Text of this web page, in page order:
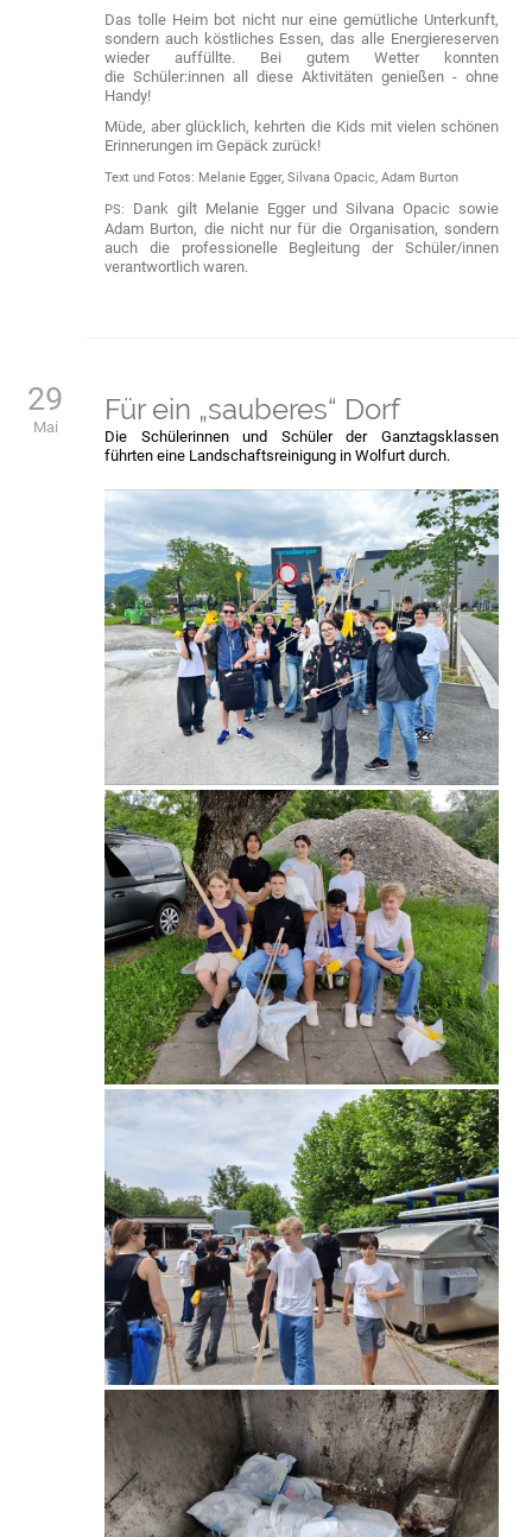
Das tolle Heim bot nicht nur eine gemütliche Unterkunft,
sondern auch köstliches Essen, das alle Energiereserven
wieder auffüllte. Bei gutem Wetter konnten
die Schüler:innen all diese Aktivitäten genießen - ohne
Handy!
Müde, aber glücklich, kehrten die Kids mit vielen schönen
Erinnerungen im Gepäck zurück!
Text und Fotos: Melanie Egger, Silvana Opacic, Adam Burton
PS: Dank gilt Melanie Egger und Silvana Opacic sowie
Adam Burton, die nicht nur für die Organisation, sondern
auch die professionelle Begleitung der Schüler/innen
verantwortlich waren.
29
Mai
Für ein „sauberes“ Dorf
Die Schülerinnen und Schüler der Ganztagsklassen
führten eine Landschaftsreinigung in Wolfurt durch.